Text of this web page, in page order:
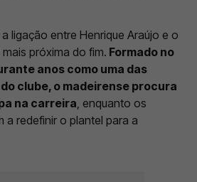
ligação entre Henrique Araújo e o
próxima do fim. Formado no
anos como uma das
clube, o madeirense procura
na carreira , enquanto os
a redefinir o plantel para a